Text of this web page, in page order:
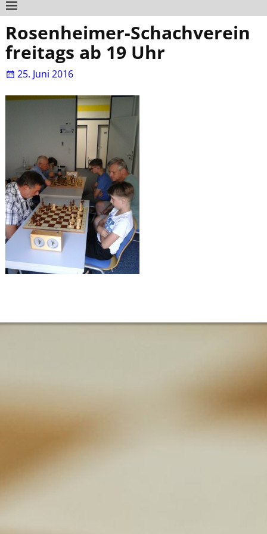
Rosenheimer-Schachverein
freitags ab 19 Uhr
25. Juni 2016